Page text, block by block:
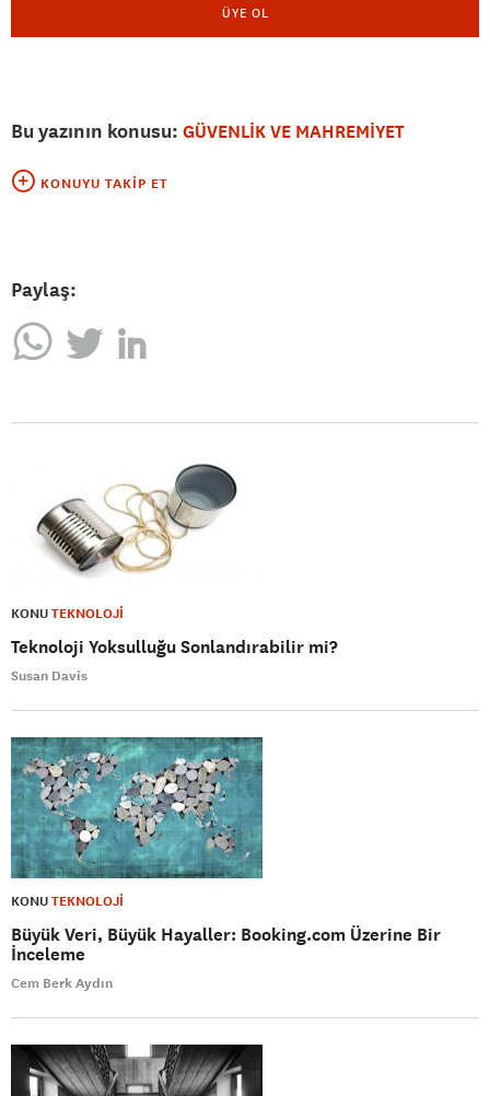
ÜYE OL
Bu yazının konusu: GÜVENLİK VE MAHREMİYET
KONUYU TAKIP ET
Paylaş:
KONUTEKNOLOJİ
Teknoloji Yoksulluğu Sonlandırabilir mi?
Susan Davis
KONUTEKNOLOJİ
Büyük Veri, Büyük Hayaller: Booking.com Üzerine Bir
İnceleme
Cem Berk Aydın